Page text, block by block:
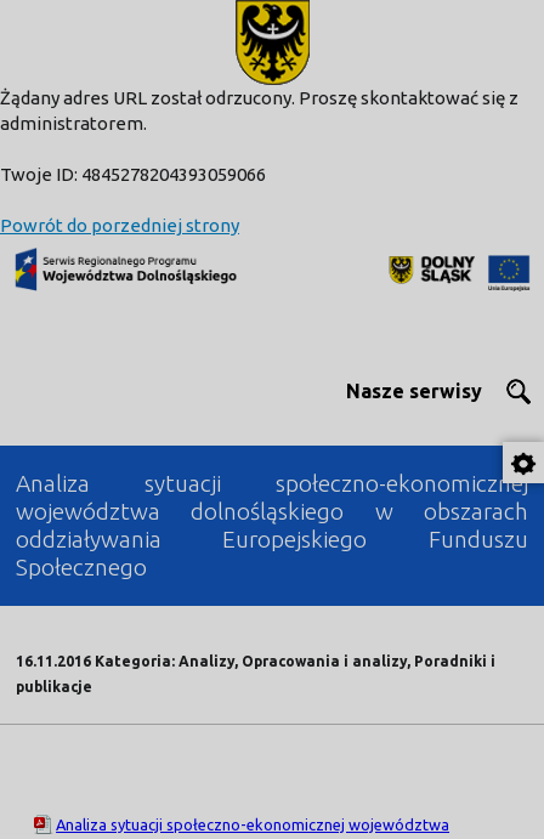
Żądany adres URL został odrzucony. Proszę skontaktować się z
administratorem.
Twoje ID: 4845278204393059066
Powrót do porzedniej strony
Nasze serwisy
Analiza sytuacji społeczno-ekonomicznej
województwa dolnośląskiego w obszarach
oddziaływania Europejskiego Funduszu
Społecznego
16.11.2016 Kategoria: Analizy, Opracowania i analizy, Poradniki i
publikacje
Analiza sytuacji społeczno-ekonomicznej województwa
modal-check